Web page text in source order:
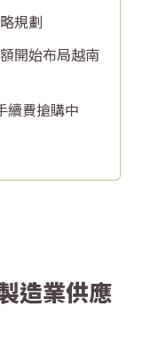
規劃
開始布局越南
續費搶購中
造業供應